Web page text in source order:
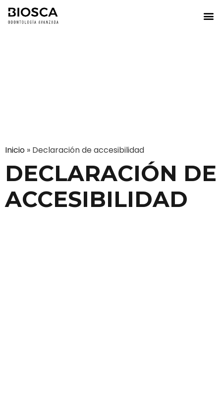
Inicio » Declaración de accesibilidad
DECLARACIÓN DE
ACCESIBILIDAD